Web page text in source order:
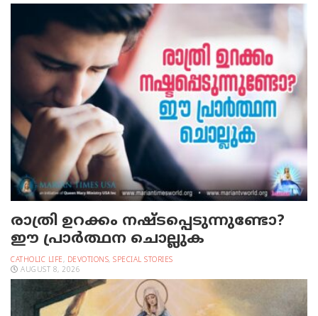
രാത്രി ഉറക്കം നഷ്ടപ്പെടുന്നുണ്ടോ?
ഈ പ്രാര്‍ത്ഥന ചൊല്ലുക
CATHOLIC LIFE, DEVOTIONS, SPECIAL STORIES
AUGUST 8, 2026